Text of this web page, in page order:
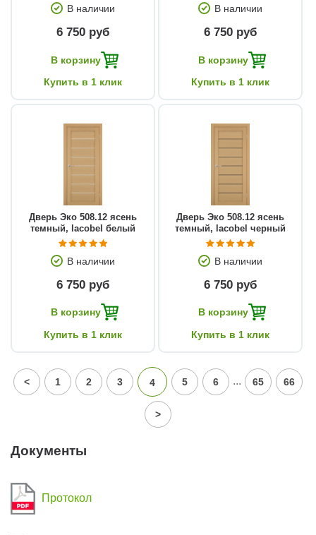
В наличии
6 750 руб
В корзину
Купить в 1 клик
В наличии
6 750 руб
В корзину
Купить в 1 клик
Дверь Эко 508.12 ясень
темный, lacobel белый
В наличии
6 750 руб
В корзину
Купить в 1 клик
Дверь Эко 508.12 ясень
темный, lacobel черный
В наличии
6 750 руб
В корзину
Купить в 1 клик
< 1 2 3 4 5 6 ... 65 66
>
Документы
Протокол